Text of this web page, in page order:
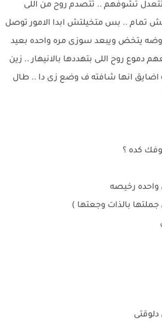
تشوفهم .. تتصدم روح من اللى
تمام .. بس متخيلتش ابدا الامور توصل
يتخض ويبعد سوزى مره واحده بعيد
دموع روح اللى بتهددها بالانيهار .. زين
اضايق انها شافته ف وضع زى دا .. طال
كده ؟
واحده رخيصه
بالذات وجعتها )